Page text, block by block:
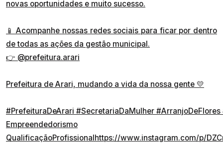
novas oportunidades e muito sucesso.
📱 Acompanhe nossas redes sociais para ficar por dentro
de todas as ações da gestão municipal.
👉 @prefeitura.arari
Prefeitura de Arari, mudando a vida da nossa gente 💛
#PrefeituraDeArari #SecretariaDaMulher #ArranjoDeFlores
Empreendedorismo
QualificaçãoProfissionalhttps://www.instagram.com/p/